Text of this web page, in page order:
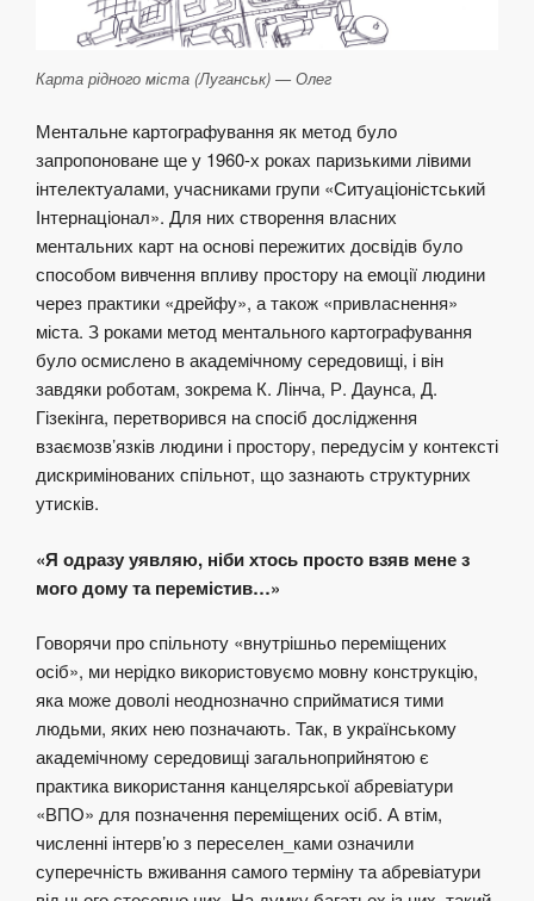
Карта рідного міста (Луганськ) — Олег
Ментальне картографування як метод було
запропоноване ще у 1960-х роках паризькими лівими
інтелектуалами, учасниками групи «Ситуаціоністський
Інтернаціонал». Для них створення власних
ментальних карт на основі пережитих досвідів було
способом вивчення впливу простору на емоції людини
через практики «дрейфу», а також «привласнення»
міста. З роками метод ментального картографування
було осмислено в академічному середовищі, і він
завдяки роботам, зокрема К. Лінча, Р. Даунса, Д.
Гізекінга, перетворився на спосіб дослідження
взаємозв’язків людини і простору, передусім у контексті
дискримінованих спільнот, що зазнають структурних
утисків.
«Я одразу уявляю, ніби хтось просто взяв мене з
мого дому та перемістив…»
Говорячи про спільноту «внутрішньо переміщених
осіб», ми нерідко використовуємо мовну конструкцію,
яка може доволі неоднозначно сприйматися тими
людьми, яких нею позначають. Так, в українському
академічному середовищі загальноприйнятою є
практика використання канцелярської абревіатури
«ВПО» для позначення переміщених осіб. А втім,
численні інтерв’ю з переселен_ками означили
суперечність вживання самого терміну та абревіатури